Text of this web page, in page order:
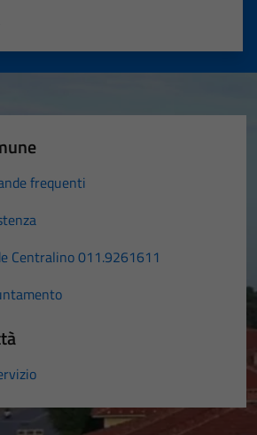
5 stelle su 5
stelle su 5
su 5
5
frequenti
Centralino 011.9261611